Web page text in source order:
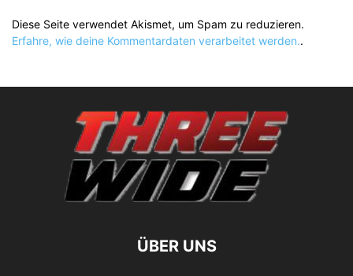
Diese Seite verwendet Akismet, um Spam zu reduzieren.
Erfahre, wie deine Kommentardaten verarbeitet werden..
ÜBER UNS